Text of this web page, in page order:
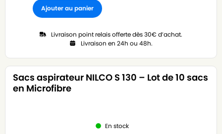
Ajouter au panier
Livraison point relais offerte dès 30€ d’achat.
Livraison en 24h ou 48h.
Sacs aspirateur NILCO S 130 – Lot de 10 sacs
en Microfibre
En stock